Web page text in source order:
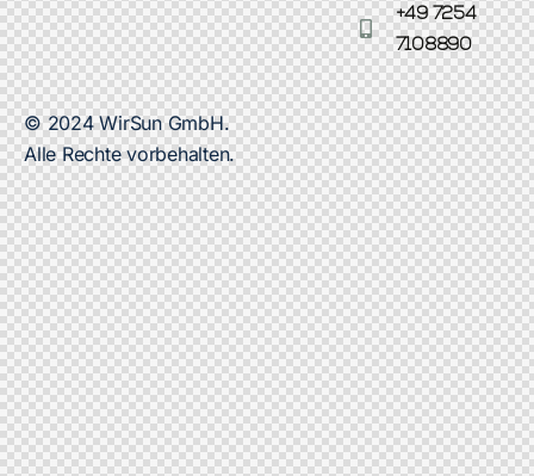
+49 7254
7108890
© 2024 WirSun GmbH.
Alle Rechte vorbehalten.